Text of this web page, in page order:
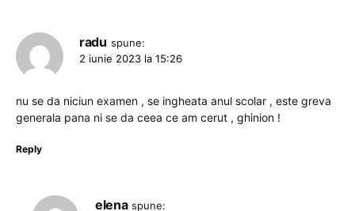
radu spune:
2 iunie 2023 la 15:26
nu se da niciun examen , se ingheata anul scolar , este greva
generala pana ni se da ceea ce am cerut , ghinion !
Reply
elena spune: